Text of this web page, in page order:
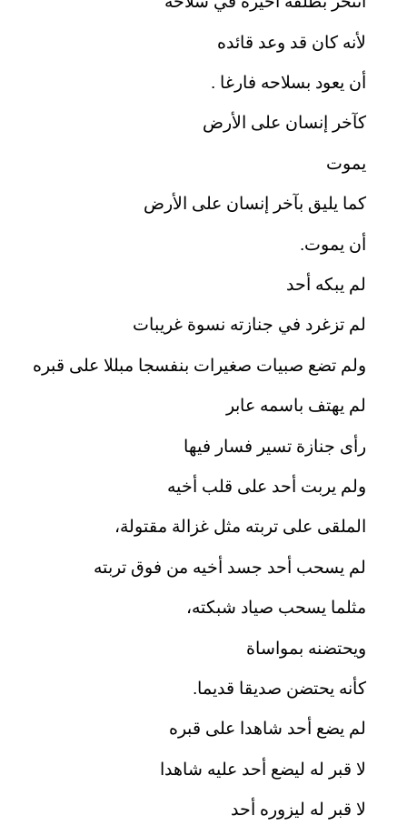
لأنه كان قد وعد قائده
أن يعود بسلاحه فارغا .
كآخر إنسان على الأرض
يموت
كما يليق بآخر إنسان على الأرض
أن يموت.
لم يبكه أحد
لم تزغرد في جنازته نسوة غريبات
ولم تضع صبيات صغيرات بنفسجا مبللا على قبره
لم يهتف باسمه عابر
رأى جنازة تسير فسار فيها
ولم يربت أحد على قلب أخيه
الملقى على تربته مثل غزالة مقتولة،
لم يسحب أحد جسد أخيه من فوق تربته
مثلما يسحب صياد شبكته،
ويحتضنه بمواساة
كأنه يحتضن صديقا قديما.
لم يضع أحد شاهدا على قبره
لا قبر له ليضع أحد عليه شاهدا
لا قبر له ليزوره أحد